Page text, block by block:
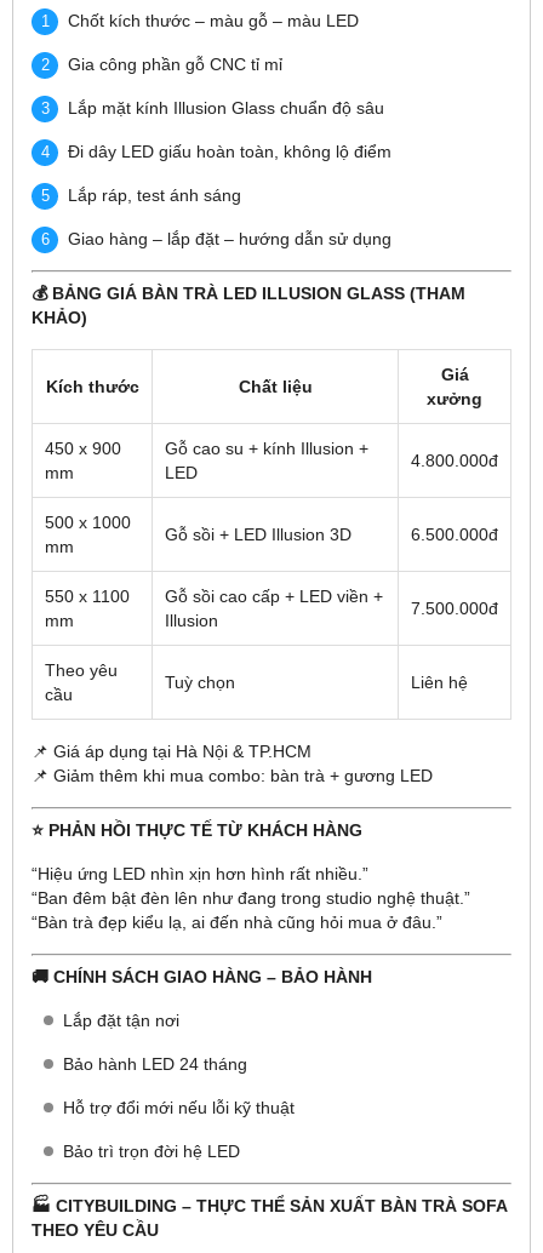
Chốt kích thước – màu gỗ – màu LED
Gia công phần gỗ CNC tỉ mỉ
Lắp mặt kính Illusion Glass chuẩn độ sâu
Đi dây LED giấu hoàn toàn, không lộ điểm
Lắp ráp, test ánh sáng
Giao hàng – lắp đặt – hướng dẫn sử dụng
💰 BẢNG GIÁ BÀN TRÀ LED ILLUSION GLASS (THAM
KHẢO)
Kích thước Chất liệu
Giá
xưởng
450 x 900
mm
Gỗ cao su + kính Illusion +
LED
4.800.000đ
500 x 1000
mm
Gỗ sồi + LED Illusion 3D 6.500.000đ
550 x 1100
mm
Gỗ sồi cao cấp + LED viền +
Illusion
7.500.000đ
Theo yêu
cầu
Tuỳ chọn Liên hệ
📌 Giá áp dụng tại Hà Nội & TP.HCM
📌 Giảm thêm khi mua combo: bàn trà + gương LED
⭐ PHẢN HỒI THỰC TẾ TỪ KHÁCH HÀNG
“Hiệu ứng LED nhìn xịn hơn hình rất nhiều.”
“Ban đêm bật đèn lên như đang trong studio nghệ thuật.”
“Bàn trà đẹp kiểu lạ, ai đến nhà cũng hỏi mua ở đâu.”
🚚 CHÍNH SÁCH GIAO HÀNG – BẢO HÀNH
Lắp đặt tận nơi
Bảo hành LED 24 tháng
Hỗ trợ đổi mới nếu lỗi kỹ thuật
Bảo trì trọn đời hệ LED
🏭 CITYBUILDING – THỰC THỂ SẢN XUẤT BÀN TRÀ SOFA
THEO YÊU CẦU